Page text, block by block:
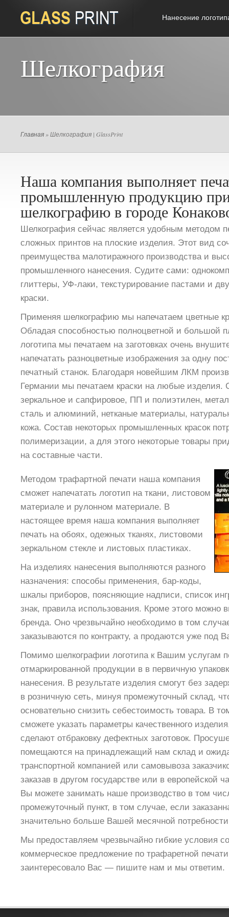
Нанесение
Шелкография
Главная » Шелкография | GlassPrint
Наша компания выполняет
промышленную продукцию
шелкографию в городе
Шелкография сейчас является удобным методом
сложных принтов на плоские изделия. Этот вид
преимущества малотиражного производства и
промышленного нанесения. Судите сами:
глиттеры, УФ-лаки, текстурирование пастами и
краски.
Применяя шелкографию мы напечатаем цветные
Обладая способностью полноцветной и большой
логотипа мы печатаем на заготовках очень
напечатать разноцветные изображения за одну
печатный станок. Благодаря новейшим ЛКМ
Германии мы печатаем краски на любые изделия.
зеркальное и сапфировое, ПП и полиэтилен,
сталь и алюминий, нетканые материалы,
кожа. Состав некоторых промышленных красок
полимеризации, а для этого некоторые товары
на составные части.
Методом трафартной печати наша компания
сможет напечатать логотип на ткани, листовом
материале и рулонном материале. В
настоящее время наша компания выполняет
печать на обоях, одежных тканях, листовоми
зеркальном стекле и листовых пластиках.
На изделиях нанесения выполняются разного
назначения: способы применения, бар-коды,
шкалы приборов, поясняющие надписи, список
знак, правила использования. Кроме этого можно
бренда. Оно чрезвычайно необходимо в том
заказываются по контракту, а продаются уже под
Помимо шелкографии логотипа к Вашим услугам
отмаркированной продукции в в первичную
нанесения. В результате изделия cмогут без
в розничную сеть, минуя промежуточный склад,
основательно снизить себестоимость товара. В
сможете указать параметры качественного
сделают отбраковку дефектных заготовок.
помещаются на принадлежащий нам склад и
транспортной компанией или самовывоза
заказав в другом государстве или в европейской
Вы можете занимать наше производство в том
промежуточный пункт, в том случае, если
значительно больше Вашей месячной
Мы предоставляем чрезвычайно гибкие условия
коммерческое предложение по трафаретной
заинтересовало Вас — пишите нам и мы ответим.